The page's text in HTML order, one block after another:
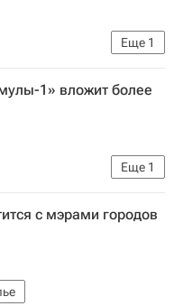
Еще 1
1» вложит более
Еще 1
с мэрами городов